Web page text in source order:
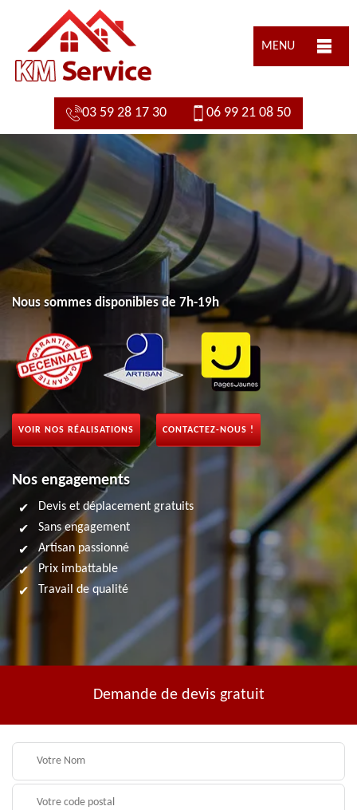
MENU
03 59 28 17 30 06 99 21 08 50
Nous sommes disponibles de 7h-19h
VOIR NOS RÉALISATIONS CONTACTEZ-NOUS !
Nos engagements
Devis et déplacement gratuits
Sans engagement
Artisan passionné
Prix imbattable
Travail de qualité
Demande de devis gratuit